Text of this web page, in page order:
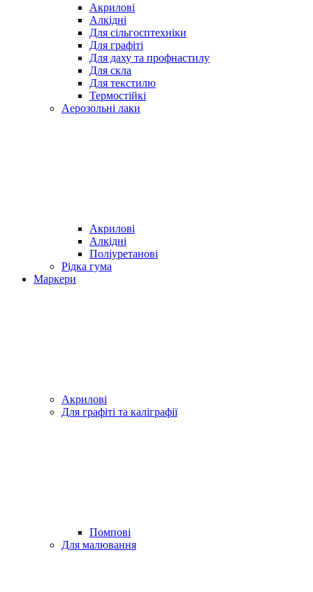
Акрилові
Алкідні
Для cільгосптехніки
Для графіті
Для даху та профнастилу
Для скла
Для текстилю
Термостійкі
Аерозольні лаки
Акрилові
Алкідні
Поліуретанові
Рідка гума
Маркери
Акрилові
Для графіті та каліграфії
Помпові
Для малювання